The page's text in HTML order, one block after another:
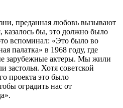
преданная любовь вызывают
казалось бы, это должно было
вспоминал: «Это было во
палатка» в 1968 году, где
зарубежные актеры. Мы жили
застолья. Хотя советской
проекта это было
оградить нас от